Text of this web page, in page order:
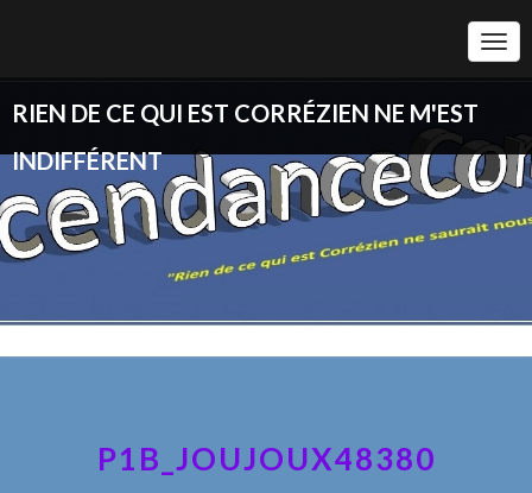
RIEN DE CE QUI EST CORRÉZIEN NE M'EST
INDIFFÉRENT
P1B_JOUJOUX48380